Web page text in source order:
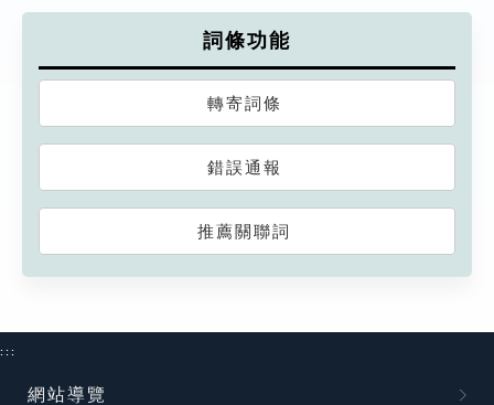
詞條功能
轉寄詞條
錯誤通報
推薦關聯詞
:::
網站導覽